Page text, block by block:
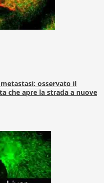
osservato il
che apre la strada a nuove